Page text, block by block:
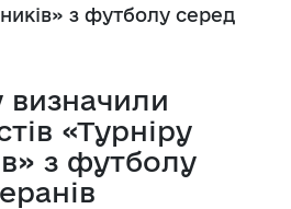
з футболу серед
визначили
«Турніру
з футболу